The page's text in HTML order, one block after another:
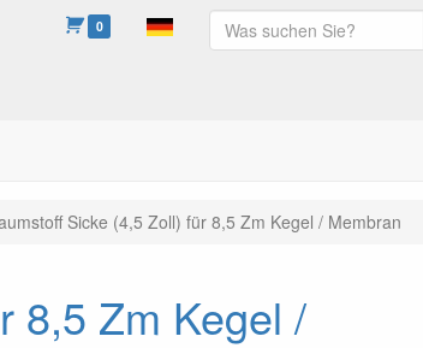
0
Sicke (4,5 Zoll) für 8,5 Zm Kegel / Membran
8,5 Zm Kegel /